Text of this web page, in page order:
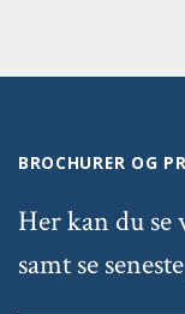
BROCHURER OG
Her kan du
samt se